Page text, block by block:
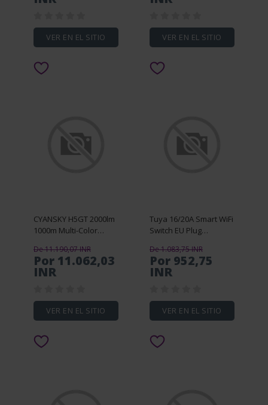
VER EN EL SITIO VER EN EL SITIO
CYANSKY H5GT 2000lm
1000m Multi-Color
Performance Long-
Range Searching LED
Torch High-Power
De 11.190,07 INR
Por 11.062,03
INR
VER EN EL SITIO
Tuya 16/20A Smart WiFi
Switch EU Plug
Monitor Voice Control
Timing Outlet Socket
Support Alexa Google
De 1.083,75 INR
Por 952,75
INR
VER EN EL SITIO